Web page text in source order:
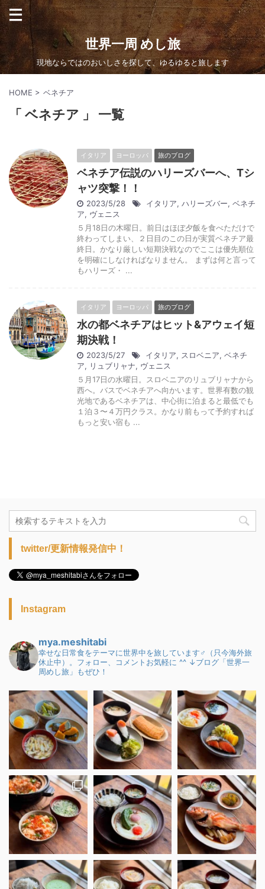
世界一周 めし旅
現地ならではのおいしさを探して、ゆるゆると旅します
HOME > ベネチア
「 ベネチア 」 一覧
イタリア ヨーロッパ 旅のブログ
ベネチア伝説のハリーズバーへ、Tシ
ャツ突撃！！
2023/5/28 イタリア, ハリーズバー, ベネチ
ア, ヴェニス
５月18日の木曜日。前日はほぼ夕飯を食べただけで
終わってしまい、２日目のこの日が実質ベネチア最
終日。かなり厳しい短期決戦なのでここは優先順位
を明確にしなければなりません。 まずは何と言って
もハリーズ・ ...
イタリア ヨーロッパ 旅のブログ
水の都ベネチアはヒット&アウェイ短
期決戦！
2023/5/27 イタリア, スロベニア, ベネチ
ア, リュブリャナ, ヴェニス
５月17日の水曜日。スロベニアのリュブリャナから
西へ。バスでベネチアへ向かいます。世界有数の観
光地であるベネチアは、中心街に泊まると最低でも
１泊３〜４万円クラス。かなり前もって予約すれば
もっと安い宿も ...
twitter/更新情報発信中！
Instagram
mya.meshitabi
幸せな日常食をテーマに世界中を旅しています♂（只今海外旅
休止中）。フォロー、コメントお気軽に ^^ ↓ブログ「世界一
周めし旅」もぜひ！